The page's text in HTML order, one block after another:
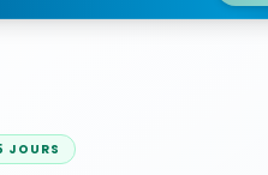
JOURS